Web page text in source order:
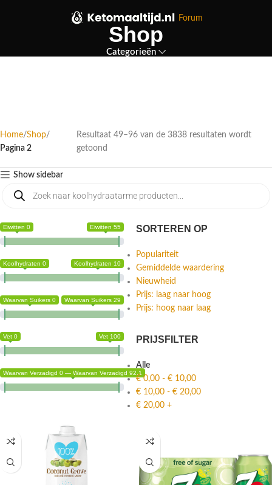
Forum
Shop
Categorieën
Home Shop
Pagina 2
Resultaat 49–96 van de 3838 resultaten wordt
getoond
Show sidebar
Eiwitten 0 Eiwitten 55
Koolhydraten 0 Koolhydraten 10
Waarvan Suikers 0 Waarvan Suikers 29
Vet 0 Vet 100
Waarvan Verzadigd 0 — Waarvan Verzadigd 92.1
SORTEREN OP
Populariteit
Gemiddelde waardering
Nieuwheid
Prijs: laag naar hoog
Prijs: hoog naar laag
PRIJSFILTER
Alle
€0,00 - € 10,00
€ 10,00 - € 20,00
€ 20,00 +